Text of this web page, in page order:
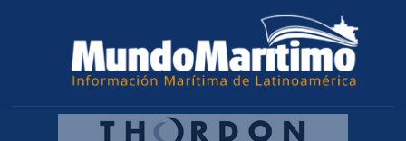
Política de Privacidad